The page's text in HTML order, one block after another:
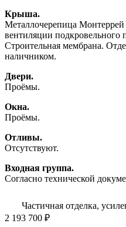
Крыша.
Металлочерепица
вентиляции подкровельного
Строительная мембрана.
наличником.
Двери.
Проёмы.
Окна.
Проёмы.
Отливы.
Отсутствуют.
Входная группа.
Согласно технической
Частичная отделка,
2 193 700 ₽